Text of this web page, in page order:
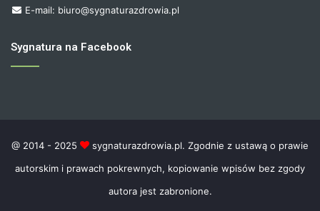
E-mail: biuro@sygnaturazdrowia.pl
Sygnatura na Facebook
@ 2014 - 2025
sygnaturazdrowia.pl. Zgodnie z ustawą o prawie
autorskim i prawach pokrewnych, kopiowanie wpisów bez zgody
autora jest zabronione.